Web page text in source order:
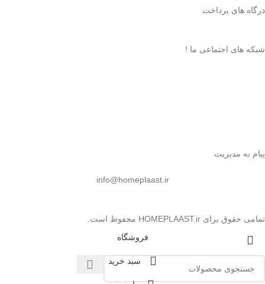
درگاه های پرداخت
شبکه های اجتماعی ما !
پیام به مدیریت
info@homeplaast.ir
تمامی حقوق برای HOMEPLAAST.ir محفوظ است.
فروشگاه
سبد خرید